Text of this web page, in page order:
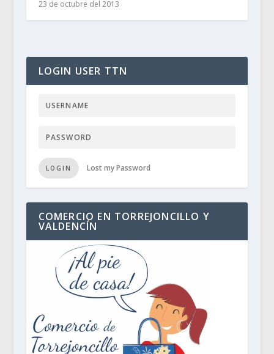
23 de octubre del 2013
LOGIN USER TTN
LOGIN Lost my Password
COMERCIO EN TORREJONCILLO Y
VALDENCÍN